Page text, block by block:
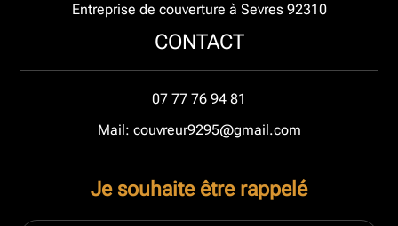
Entreprise de couverture à Sevres 92310
CONTACT
07 77 76 94 81
Mail: couvreur9295@gmail.com
Je souhaite être rappelé